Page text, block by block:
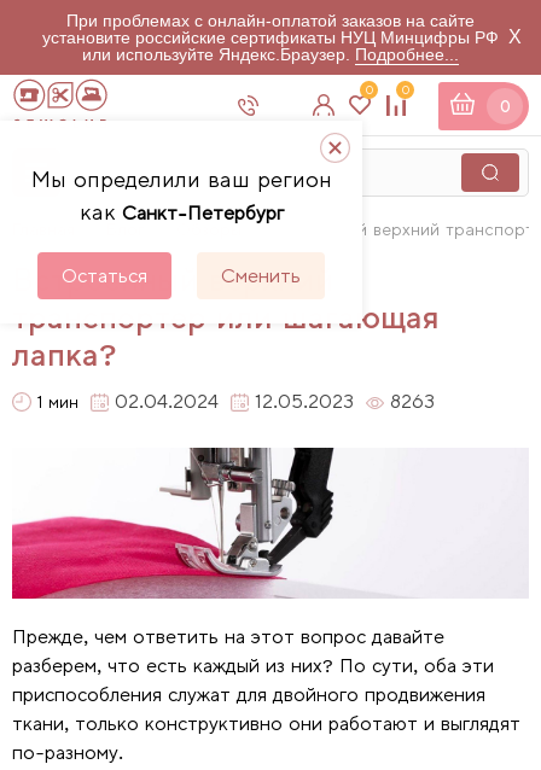
При проблемах с онлайн-оплатой заказов на сайте
установите российские сертификаты НУЦ Минцифры РФ
или используйте Яндекс.Браузер. Подробнее...
X
Мы определили ваш регион
как Санкт-Петербург
Остаться Сменить
0 0
0
Обзоры Встроенный верхний
Встроенный верхний
транспортер или шагающая
лапка?
1 мин 02.04.2024 12.05.2023 8263
Прежде, чем ответить на этот вопрос давайте
разберем, что есть каждый из них? По сути, оба эти
приспособления служат для двойного продвижения
ткани, только конструктивно они работают и выглядят
по-разному.